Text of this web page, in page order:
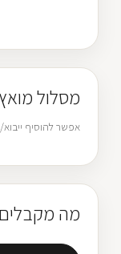
מסלול מואץ
אפשר להוסיף ייבוא/
מה מקבלים